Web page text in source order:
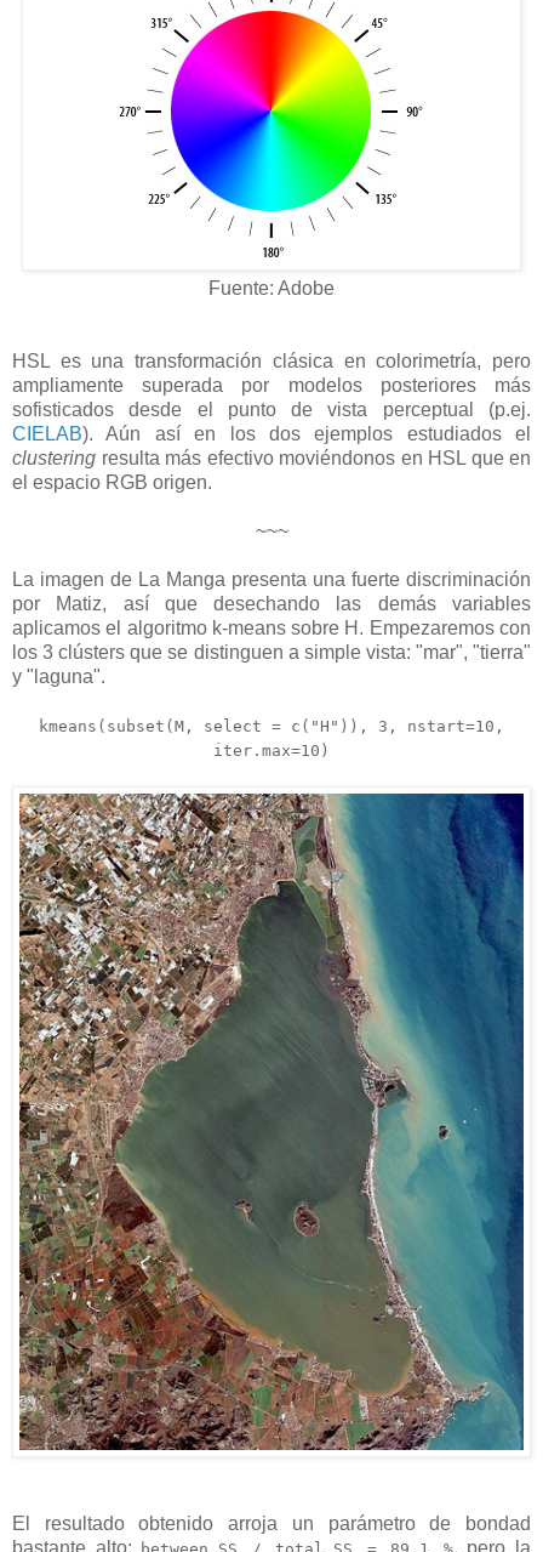
Fuente: Adobe
HSL es una transformación clásica en colorimetría, pero
ampliamente superada por modelos posteriores más
sofisticados desde el punto de vista perceptual (p.ej.
CIELAB). Aún así en los dos ejemplos estudiados el
clustering resulta más efectivo moviéndonos en HSL que en
el espacio RGB origen.
~~~
La imagen de La Manga presenta una fuerte discriminación
por Matiz, así que desechando las demás variables
aplicamos el algoritmo k-means sobre H. Empezaremos con
los 3 clústers que se distinguen a simple vista: "mar", "tierra"
y "laguna".
kmeans(subset(M, select = c("H")), 3, nstart=10,
iter.max=10)
El resultado obtenido arroja un parámetro de bondad